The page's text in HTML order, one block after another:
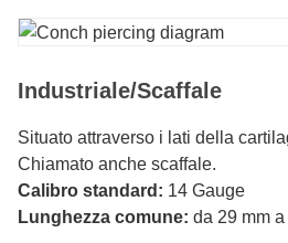
Industriale/Scaffale
Situato attraverso i lati della
Chiamato anche scaffale.
Calibro standard: 14 Gauge
Lunghezza comune: da 29 mm